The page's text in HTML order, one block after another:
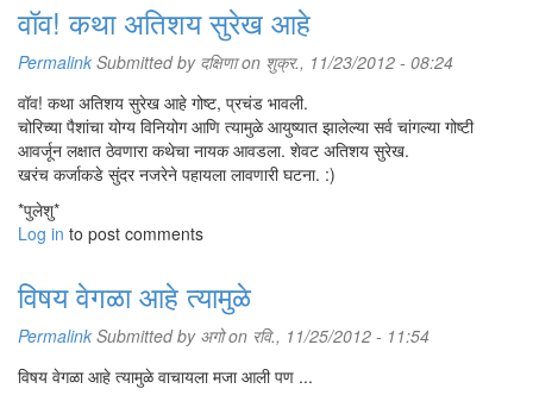
वॉव! कथा अतिशय सुरेख आहे
Permalink Submitted by दक्षिणाon शुक्र., 11/23/2012 - 08:24
वॉव! कथा अतिशय सुरेख आहे गोष्ट, प्रचंड भावली.
चोरिच्या पैशांचा योग्य विनियोग आणि त्यामुळे आयुष्यात झालेल्या सर्व चांगल्या गोष्टी
आवर्जून लक्षात ठेवणारा कथेचा नायक आवडला. शेवट अतिशय सुरेख.
खरंच कर्जाकडे सुंदर नजरेने पहायला लावणारी घटना. :)
*पुलेशु*
Log in to post comments
विषय वेगळा आहे त्यामुळे
Permalink Submitted by अगोon रवि., 11/25/2012 - 11:54
विषय वेगळा आहे त्यामुळे वाचायला मजा आली पण ...